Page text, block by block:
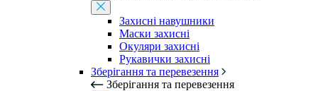
Захисні навушники
Маски захисні
Окуляри захисні
Рукавички захисні
Зберігання та перевезення
Зберігання та перевезення